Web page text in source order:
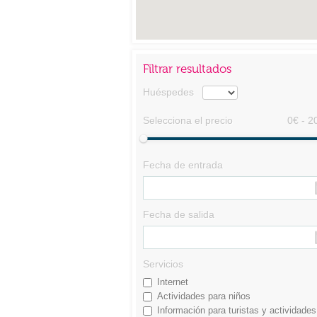
Filtrar resultados
Huéspedes
Selecciona el precio 0€ -
Fecha de entrada
Fecha de salida
Servicios
Internet
Actividades para niños
Información para turistas y actividades